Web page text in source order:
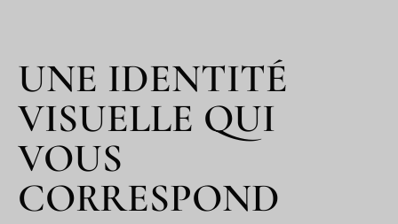
UNE IDENTITÉ
VISUELLE QUI
VOUS
CORRESPOND